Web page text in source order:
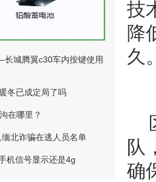
技
降
久
队
确
车 电池
城腾翼c30车内按键使用
冬已成定局了吗
在哪里？
北诈骗在逃人员名单
机信号显示还是4g